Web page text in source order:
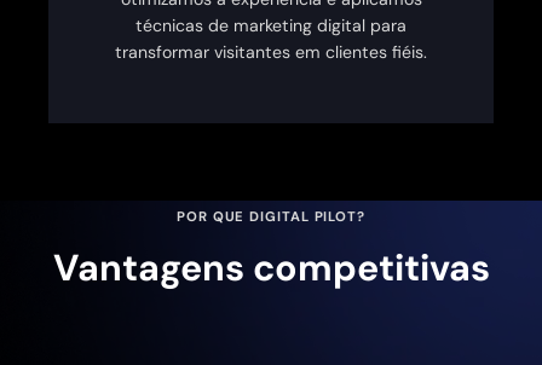
técnicas de marketing digital para
transformar visitantes em clientes fiéis.
POR QUE DIGITAL PILOT?
Vantagens competitivas